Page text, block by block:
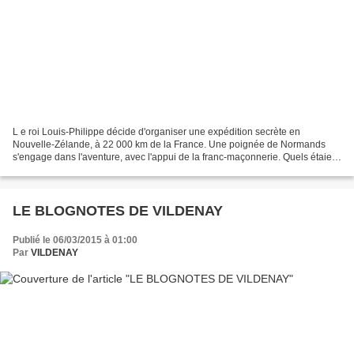
L e roi Louis-Philippe décide d'organiser une expédition secrète en
Nouvelle-Zélande, à 22 000 km de la France. Une poignée de Normands
s'engage dans l'aventure, avec l'appui de la franc-maçonnerie. Quels étaient
LE BLOGNOTES DE VILDENAY
Publié le 06/03/2015 à 01:00
Par VILDENAY